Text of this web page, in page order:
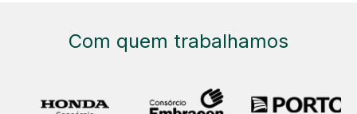
Com quem trabalhamos